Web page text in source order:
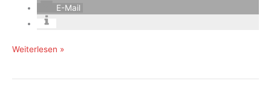
E-Mail
Die
Weiterlesen »